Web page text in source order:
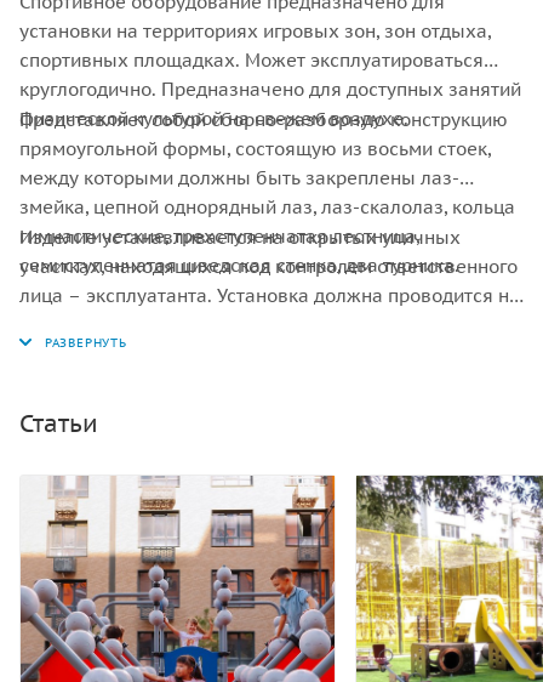
установки на территориях игровых зон, зон отдыха,
спортивных площадках. Может эксплуатироваться
круглогодично. Предназначено для доступных занятий
физической культурой на свежем воздухе.
Представляет собой сборно-разборную конструкцию
прямоугольной формы, состоящую из восьми стоек,
между которыми должны быть закреплены лаз-
змейка, цепной однорядный лаз, лаз-скалолаз, кольца
гимнастические, трехступенчатая лестница,
семиступенчатая шведская стенка, два турника.
Изделие устанавливается на открытых уличных
участках, находящихся под контролем ответственного
лица – эксплуатанта. Установка должна проводится на
безопасности должно быть ударопоглощающее
толщиной 300 мм.
Статьи